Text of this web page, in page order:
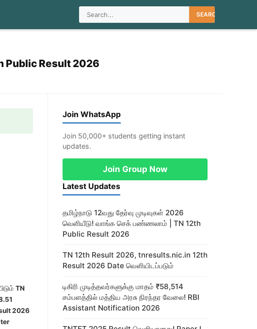
SEARCH
Public Result 2026
TN
2026
Join WhatsApp
Join 50,000+ students getting instant
updates.
Join Group Now
Latest Updates
தமிழ்நாடு 12வது தேர்வு முடிவுகள் 2026
வெளியீடு! வாங்க செக் பண்ணலாம் | TN 12th
Public Result 2026
TN 12th Result 2026, tnresults.nic.in 12th
Result 2026 Date வெளியிடப்படும்
டிகிரி முடித்தவர்களுக்கு மாதம் ₹58,514
சம்பளத்தில் மத்திய அரசு நிரந்தர வேலை! RBI
Assistant Notification 2026